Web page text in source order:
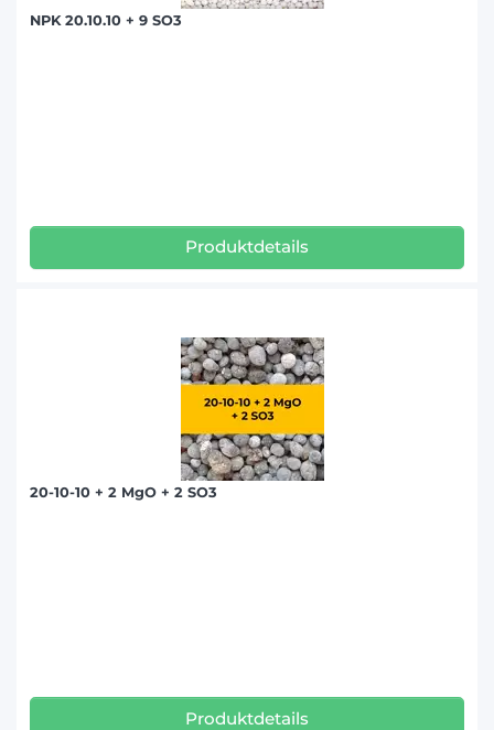
NPK 20.10.10 + 9 SO3
Produktdetails
20-10-10 + 2 MgO + 2 SO3
Produktdetails